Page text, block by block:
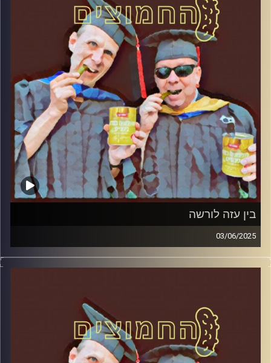
קרדיט תמונות:AudioVersity
בין עזה לורשה
03/06/2025
המערכת הפוליטית על ספת הפסיכולוג, עם פרופסור בועז בן-
דוד ופרופסור גלעד הירשברגר
קרדיט תמונות:AudioVersity